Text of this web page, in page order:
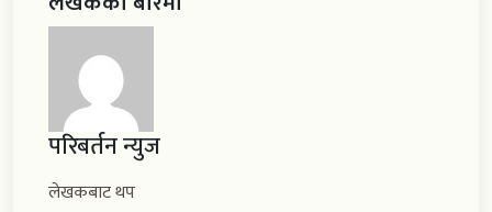
परिबर्तन न्युज
लेखकबाट थप